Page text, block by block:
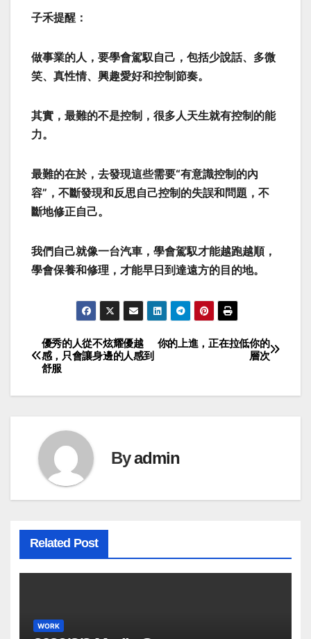
子禾提醒：
做事業的人，要學會駕馭自己，包括少說話、多微
笑、真性情、興趣愛好和控制節奏。
其實，最難的不是控制，很多人天生就有控制的能
力。
最難的在於，去發現這些需要“有意識控制的內
容”，不斷發現和反思自己控制的失誤和問題，不
斷地修正自己。
我們自己就像一台汽車，學會駕馭才能越跑越順，
學會保養和修理，才能早日到達遠方的目的地。
Post
navigation
你的上進，正在拉低你的
層次
優秀的人從不炫耀優越
感，只會讓身邊的人感到
舒服
Byadmin
Related Post
WORK